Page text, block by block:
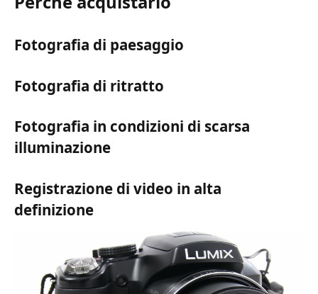
Fotografia di paesaggio
Fotografia di ritratto
Fotografia in condizioni di scarsa
illuminazione
Registrazione di video in alta
definizione